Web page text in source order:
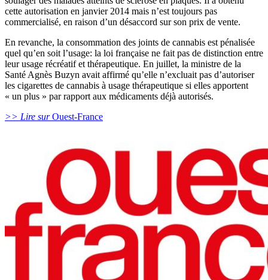
cette autorisation en janvier 2014 mais n’est toujours pas
commercialisé, en raison d’un désaccord sur son prix de vente.
En revanche, la consommation des joints de cannabis est pénalisée
quel qu’en soit l’usage: la loi française ne fait pas de distinction entre
leur usage récréatif et thérapeutique. En juillet, la ministre de la
Santé Agnès Buzyn avait affirmé qu’elle n’excluait pas d’autoriser
les cigarettes de cannabis à usage thérapeutique si elles apportent
« un plus » par rapport aux médicaments déjà autorisés.
>> Lire surOuest-France